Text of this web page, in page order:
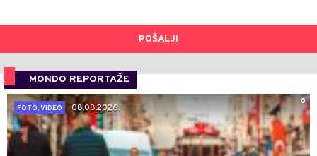
POŠALJI
MONDO REPORTAŽE
0
FOTO, VIDEO
08.08.2026.